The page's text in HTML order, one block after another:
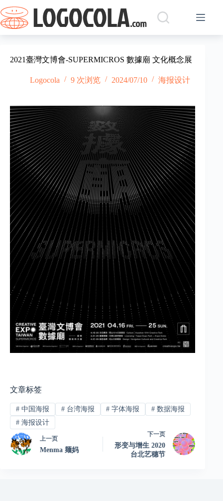
过
内
容
2021臺灣文博會-SUPERMICROS 數據廟 文化概念展
Logocola 9 次浏览 2024/07/10 海报设计
文章标签
#中国海报 #台湾海报 # 字体海报 # 数据海报
#海报设计
上一页
Menma 麺妈
下一页
形变与增生 2020
台北艺穗节